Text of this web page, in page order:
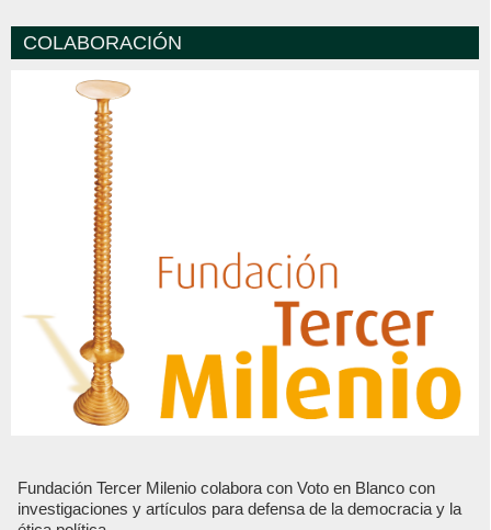
COLABORACIÓN
Fundación Tercer Milenio colabora con Voto en Blanco con
investigaciones y artículos para defensa de la democracia y la